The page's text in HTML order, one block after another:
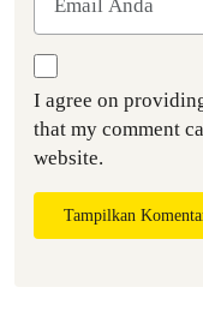
I agree on
that my comment
website.
Tampilkan